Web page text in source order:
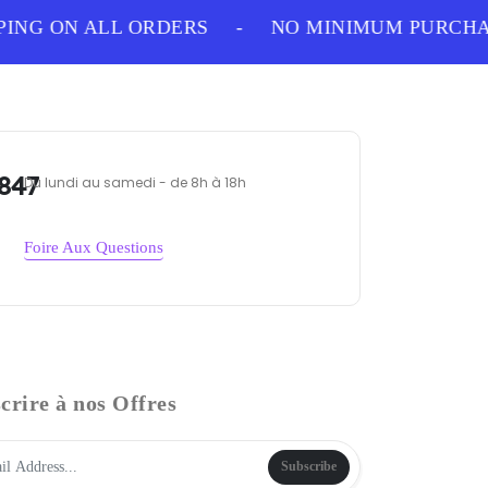
ON ALL ORDERS NO MINIMUM
Du lundi au samedi - de 8h à 18h
Foire Aux Questions
à nos Offres
Subscribe